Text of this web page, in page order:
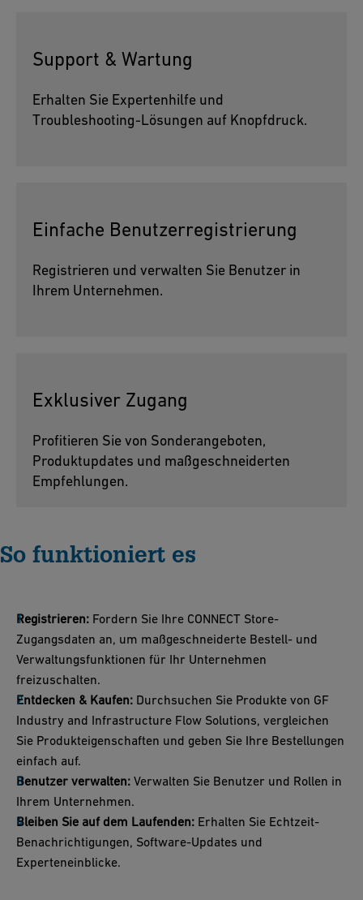
Support & Wartung
Erhalten Sie Expertenhilfe und
Troubleshooting-Lösungen auf Knopfdruck.
Einfache Benutzerregistrierung
Registrieren und verwalten Sie Benutzer in
Ihrem Unternehmen.
Exklusiver Zugang
Profitieren Sie von Sonderangeboten,
Produktupdates und maßgeschneiderten
Empfehlungen.
So funktioniert es
Registrieren: Fordern Sie Ihre CONNECT Store-
Zugangsdaten an, um maßgeschneiderte Bestell- und
Verwaltungsfunktionen für Ihr Unternehmen
freizuschalten.
Entdecken & Kaufen: Durchsuchen Sie Produkte von GF
Industry and Infrastructure Flow Solutions, vergleichen
Sie Produkteigenschaften und geben Sie Ihre Bestellungen
einfach auf.
Benutzer verwalten: Verwalten Sie Benutzer und Rollen in
Ihrem Unternehmen.
Bleiben Sie auf dem Laufenden: Erhalten Sie Echtzeit-
Benachrichtigungen, Software-Updates und
Experteneinblicke.